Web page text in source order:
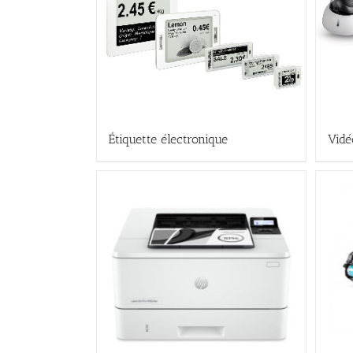
Étiquette électronique